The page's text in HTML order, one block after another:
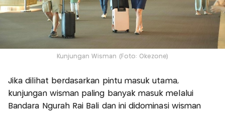
Kunjungan Wisman (Foto: Okezone)
Jika dilihat berdasarkan pintu masuk utama,
kunjungan wisman paling banyak masuk melalui
Bandara Ngurah Rai Bali dan ini didominasi wisman